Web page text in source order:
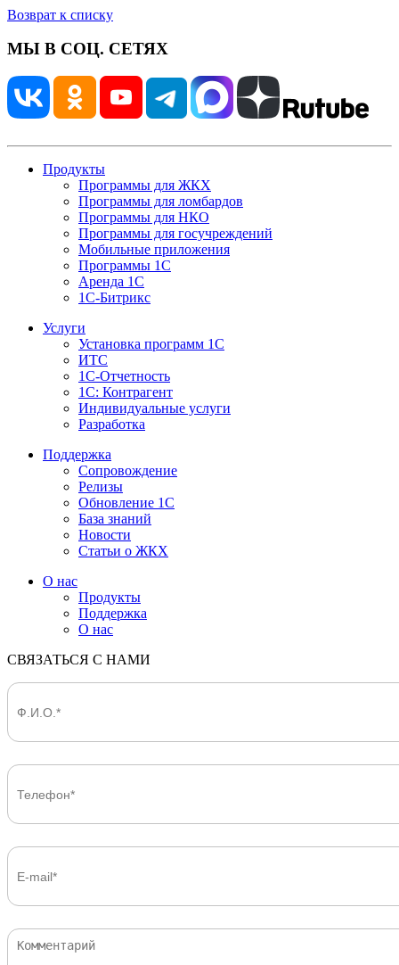
Возврат к списку
МЫ В СОЦ. СЕТЯХ
Продукты
Программы для ЖКХ
Программы для ломбардов
Программы для НКО
Программы для госучреждений
Мобильные приложения
Программы 1С
Аренда 1С
1С-Битрикс
Услуги
Установка программ 1С
ИТС
1С-Отчетность
1С: Контрагент
Индивидуальные услуги
Разработка
Поддержка
Сопровождение
Релизы
Обновление 1С
База знаний
Новости
Статьи о ЖКХ
О нас
Продукты
Поддержка
О нас
СВЯЗАТЬСЯ С НАМИ